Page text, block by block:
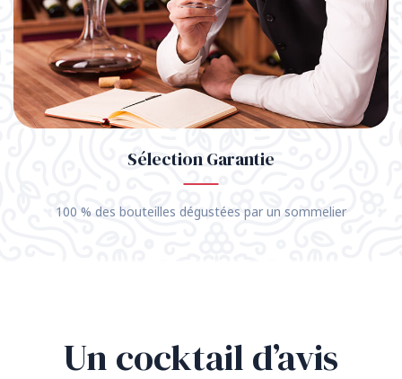
Sélection Garantie
100 % des bouteilles dégustées par un sommelier
Un cocktail d’avis